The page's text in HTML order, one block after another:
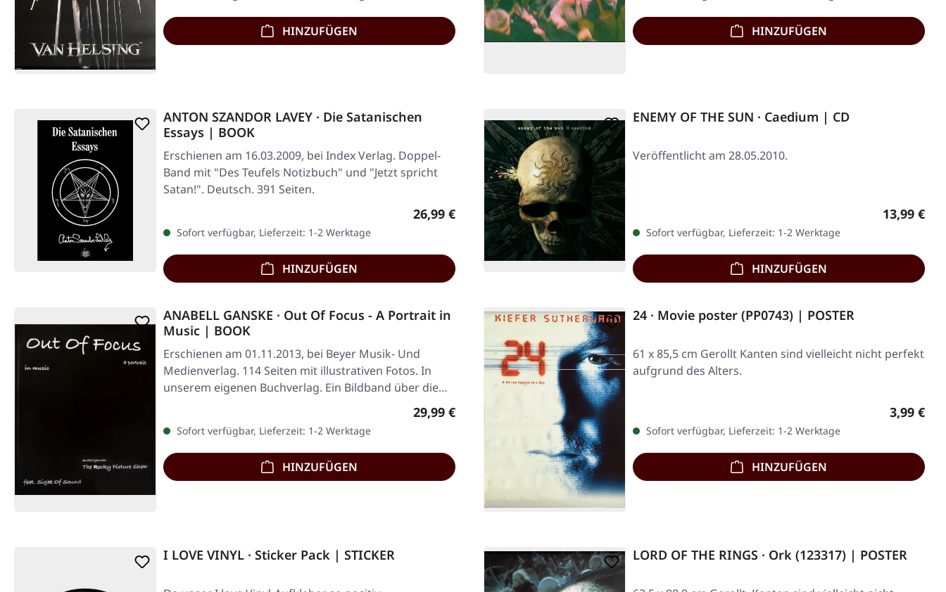
HINZUFÜGEN HINZUFÜGEN
ANTON SZANDOR LAVEY · Die Satanischen
Essays | BOOK
Erschienen am 16.03.2009, bei Index Verlag. Doppel-
Band mit "Des Teufels Notizbuch" und "Jetzt spricht
Satan!". Deutsch. 391 Seiten.
Regulärer Preis:
26,99 €
Sofort verfügbar, Lieferzeit: 1-2 Werktage
HINZUFÜGEN
ENEMY OF THE SUN · Caedium | CD
Veröffentlicht am 28.05.2010.
Regulärer
13,99 €
Sofort verfügbar, Lieferzeit: 1-2 Werktage
HINZUFÜGEN
ANABELL GANSKE · Out Of Focus - A Portrait in
Music | BOOK
Erschienen am 01.11.2013, bei Beyer Musik- Und
Medienverlag. 114 Seiten mit illustrativen Fotos. In
unserem eigenen Buchverlag. Ein Bildband über die…
Regulärer Preis:
29,99 €
Sofort verfügbar, Lieferzeit: 1-2 Werktage
HINZUFÜGEN
24 · Movie poster (PP0743) | POSTER
61 x 85,5 cm Gerollt Kanten sind vielleicht nicht perfekt
aufgrund des Alters.
3,99 €
Sofort verfügbar, Lieferzeit: 1-2 Werktage
HINZUFÜGEN
I LOVE VINYL · Sticker Pack | STICKER LORD OF THE RINGS · Ork (123317) | POSTER